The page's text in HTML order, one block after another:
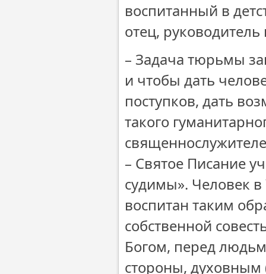
воспитанный в
отец,
– Задача тюрьмы
и чтобы дать
поступков, дать
такого
– Святое Писание
судимы». Человек
воспитан таким
собственной
Богом, перед
стороны, духовным